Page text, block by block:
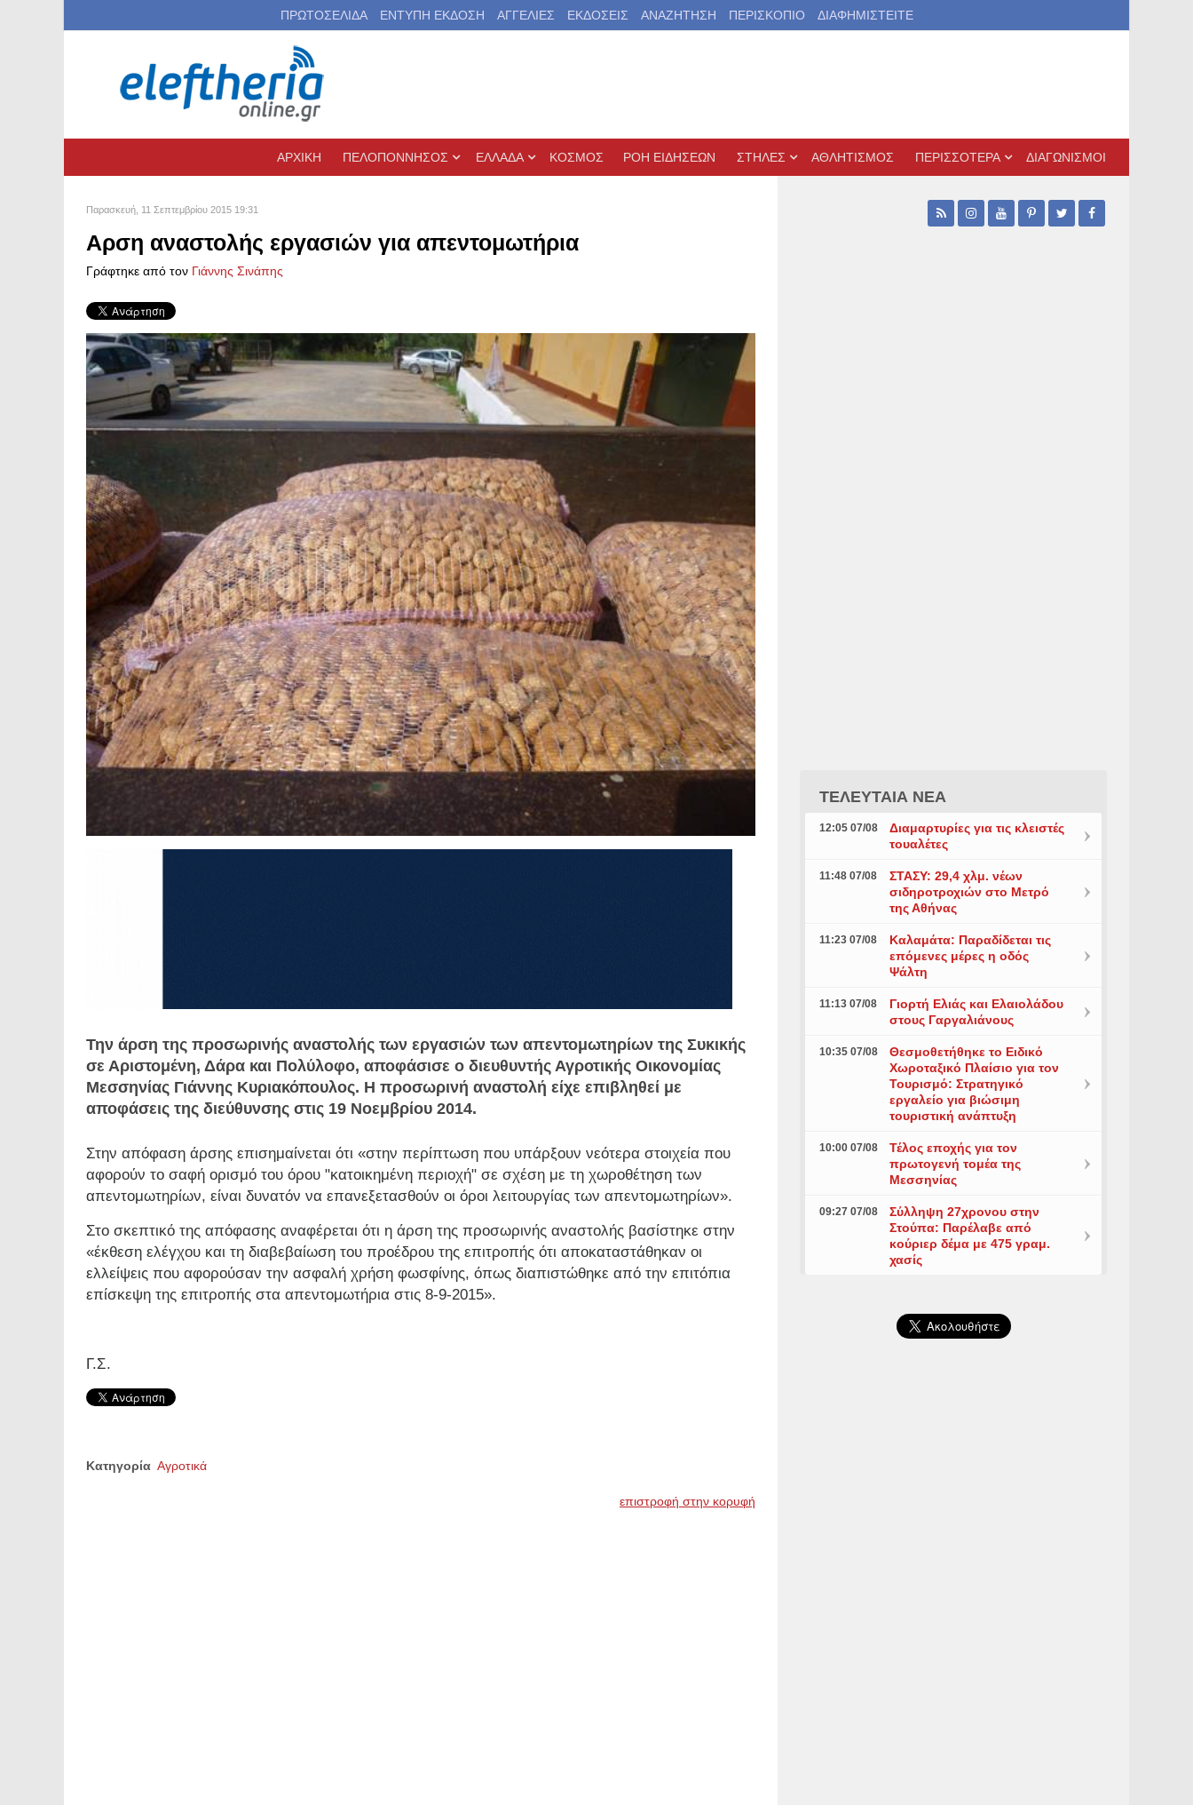
ΠΡΩΤΟΣΕΛΙΔΑ ΕΝΤΥΠΗ ΕΚΔΟΣΗ ΑΓΓΕΛΙΕΣ ΕΚΔΟΣΕΙΣ ΑΝΑΖΗΤΗΣΗ ΠΕΡΙΣΚΟΠΙΟ ΔΙΑΦΗΜΙΣΤΕΙΤΕ
ΑΡΧΙΚΗ ΠΕΛΟΠΟΝΝΗΣΟΣ ΕΛΛΑΔΑ ΚΟΣΜΟΣ ΡΟΗ ΕΙΔΗΣΕΩΝ ΣΤΗΛΕΣ ΑΘΛΗΤΙΣΜΟΣ ΠΕΡΙΣΣΟΤΕΡΑ ΔΙΑΓΩΝΙΣΜΟΙ
Παρασκευή, 11 Σεπτεμβρίου 2015 19:31
Αρση αναστολής εργασιών για απεντομωτήρια
Γράφτηκε από τον Γιάννης Σινάπης
Την άρση της προσωρινής αναστολής των εργασιών των απεντομωτηρίων της Συκικής
σε Αριστομένη, Δάρα και Πολύλοφο, αποφάσισε ο διευθυντής Αγροτικής Οικονομίας
Μεσσηνίας Γιάννης Κυριακόπουλος. Η προσωρινή αναστολή είχε επιβληθεί με
αποφάσεις της διεύθυνσης στις 19 Νοεμβρίου 2014.
Στην απόφαση άρσης επισημαίνεται ότι «στην περίπτωση που υπάρξουν νεότερα στοιχεία που
αφορούν το σαφή ορισμό του όρου "κατοικημένη περιοχή" σε σχέση με τη χωροθέτηση των
απεντομωτηρίων, είναι δυνατόν να επανεξετασθούν οι όροι λειτουργίας των απεντομωτηρίων».
Στο σκεπτικό της απόφασης αναφέρεται ότι η άρση της προσωρινής αναστολής βασίστηκε στην
«έκθεση ελέγχου και τη διαβεβαίωση του προέδρου της επιτροπής ότι αποκαταστάθηκαν οι
ελλείψεις που αφορούσαν την ασφαλή χρήση φωσφίνης, όπως διαπιστώθηκε από την επιτόπια
επίσκεψη της επιτροπής στα απεντομωτήρια στις 8-9-2015».
Γ.Σ.
Κατηγορία Αγροτικά
επιστροφή στην κορυφή
ΤΕΛΕΥΤΑΙΑ ΝΕΑ
12:05 07/08
Διαμαρτυρίες για τις κλειστές
τουαλέτες
11:48 07/08
ΣΤΑΣΥ: 29,4 χλμ. νέων
σιδηροτροχιών στο Μετρό
της Αθήνας
11:23 07/08
Καλαμάτα: Παραδίδεται τις
επόμενες μέρες η οδός
Ψάλτη
11:13 07/08
Γιορτή Ελιάς και Ελαιολάδου
στους Γαργαλιάνους
10:35 07/08
Θεσμοθετήθηκε το Ειδικό
Χωροταξικό Πλαίσιο για τον
Τουρισμό: Στρατηγικό
εργαλείο για βιώσιμη
τουριστική ανάπτυξη
10:00 07/08
Τέλος εποχής για τον
πρωτογενή τομέα της
Μεσσηνίας
09:27 07/08
Σύλληψη 27χρονου στην
Στούπα: Παρέλαβε από
κούριερ δέμα με 475 γραμ.
χασίς